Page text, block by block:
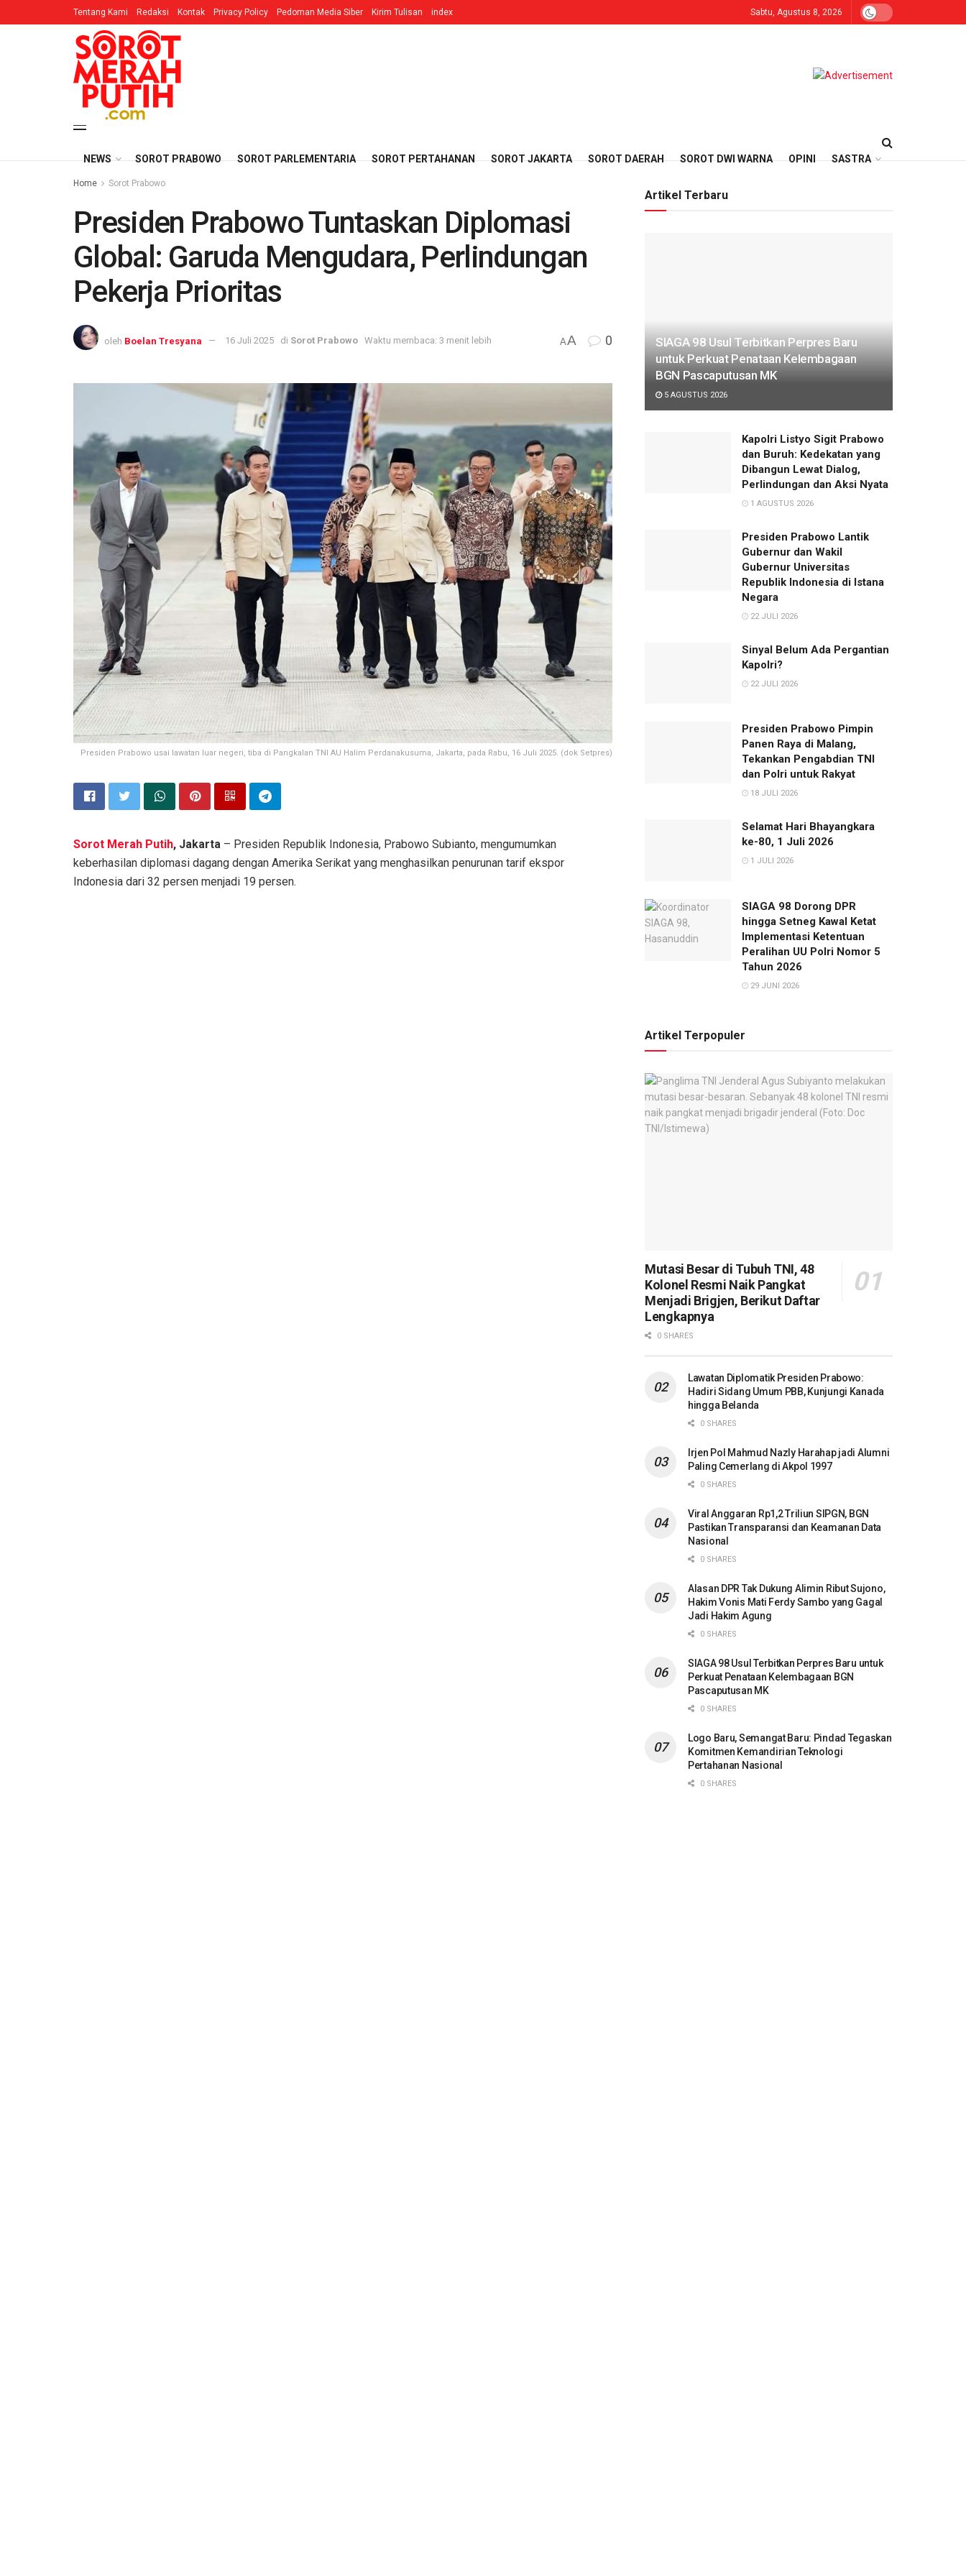
Tentang Kami Redaksi Kontak Privacy Policy Pedoman Media Siber Kirim Tulisan index Sabtu, Agustus 8, 2026
NEWS SOROT PRABOWO SOROT PARLEMENTARIA SOROT PERTAHANAN SOROT JAKARTA SOROT DAERAH SOROT DWI WARNA OPINI SASTRA
Home Sorot Prabowo
Presiden Prabowo Tuntaskan Diplomasi
Global: Garuda Mengudara, Perlindungan
Pekerja Prioritas
oleh Boelan Tresyana 16 Juli 2025 di Sorot Prabowo Waktu membaca: 3 menit lebih AA 0
Presiden Prabowo usai lawatan luar negeri, tiba di Pangkalan TNI AU Halim Perdanakusuma, Jakarta, pada Rabu, 16 Juli 2025. (dok Setpres)
Sorot Merah Putih, Jakarta – Presiden Republik Indonesia, Prabowo Subianto, mengumumkan
keberhasilan diplomasi dagang dengan Amerika Serikat yang menghasilkan penurunan tarif ekspor
Indonesia dari 32 persen menjadi 19 persen.
Artikel Terbaru
SIAGA 98 Usul Terbitkan Perpres Baru
untuk Perkuat Penataan Kelembagaan
BGN Pascaputusan MK
5 AGUSTUS 2026
Kapolri Listyo Sigit Prabowo
dan Buruh: Kedekatan yang
Dibangun Lewat Dialog,
Perlindungan dan Aksi Nyata
1 AGUSTUS 2026
Presiden Prabowo Lantik
Gubernur dan Wakil
Gubernur Universitas
Republik Indonesia di Istana
Negara
22 JULI 2026
Sinyal Belum Ada Pergantian
Kapolri?
22 JULI 2026
Presiden Prabowo Pimpin
Panen Raya di Malang,
Tekankan Pengabdian TNI
dan Polri untuk Rakyat
18 JULI 2026
Selamat Hari Bhayangkara
ke-80, 1 Juli 2026
1 JULI 2026
SIAGA 98 Dorong DPR
hingga Setneg Kawal Ketat
Implementasi Ketentuan
Peralihan UU Polri Nomor 5
Tahun 2026
29 JUNI 2026
Artikel Terpopuler
Mutasi Besar di Tubuh TNI, 48
Kolonel Resmi Naik Pangkat
Menjadi Brigjen, Berikut Daftar
Lengkapnya
0 SHARES
Lawatan Diplomatik Presiden Prabowo:
Hadiri Sidang Umum PBB, Kunjungi Kanada
hingga Belanda
0 SHARES
Irjen Pol Mahmud Nazly Harahap jadi Alumni
Paling Cemerlang di Akpol 1997
0 SHARES
Viral Anggaran Rp1,2 Triliun SIPGN, BGN
Pastikan Transparansi dan Keamanan Data
Nasional
0 SHARES
Alasan DPR Tak Dukung Alimin Ribut Sujono,
Hakim Vonis Mati Ferdy Sambo yang Gagal
Jadi Hakim Agung
0 SHARES
SIAGA 98 Usul Terbitkan Perpres Baru untuk
Perkuat Penataan Kelembagaan BGN
Pascaputusan MK
0 SHARES
Logo Baru, Semangat Baru: Pindad Tegaskan
Komitmen Kemandirian Teknologi
Pertahanan Nasional
0 SHARES